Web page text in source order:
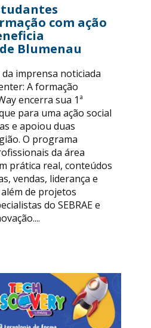
com ação
Blumenau
imprensa noticiada
A formação
encerra sua 1ª
para uma ação social
e apoiou duas
O programa
da área
prática real, conteúdos
vendas, liderança e
de projetos
do SEBRAE e